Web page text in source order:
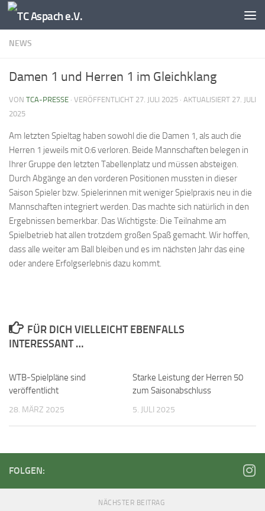
Zum Inhalt springen
NEWS
Damen 1 und Herren 1 im Gleichklang
VON TCA-PRESSE · VERÖFFENTLICHT 27. JULI 2025 · AKTUALISIERT 27. JULI
2025
Am letzten Spieltag haben sowohl die die Damen 1, als auch die
Herren 1 jeweils mit 0:6 verloren. Beide Mannschaften belegen in
Ihrer Gruppe den letzten Tabellenplatz und müssen absteigen.
Durch Abgänge an den vorderen Positionen mussten in dieser
Saison Spieler bzw. Spielerinnen mit weniger Spielpraxis neu in die
Mannschaften integriert werden. Das machte sich natürlich in den
Ergebnissen bemerkbar. Das Wichtigste: Die Teilnahme am
Spielbetrieb hat allen trotzdem großen Spaß gemacht. Wir hoffen,
dass alle weiter am Ball bleiben und es im nächsten Jahr das eine
oder andere Erfolgserlebnis dazu kommt.
FÜR DICH VIELLEICHT EBENFALLS
INTERESSANT …
WTB-Spielpläne sind
veröffentlicht
28. MÄRZ 2025
Starke Leistung der Herren 50
zum Saisonabschluss
5. JULI 2025
FOLGEN:
NÄCHSTER BEITRAG